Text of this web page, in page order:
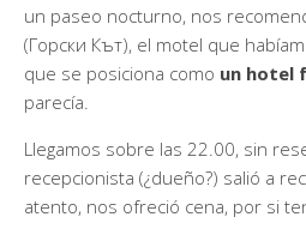
un paseo nocturno, nos
(Горски Кът), el motel que
que se posiciona como un hotel
parecía.
Llegamos sobre las 22.00, sin
recepcionista (¿dueño?) salió a
atento, nos ofreció cena, por si